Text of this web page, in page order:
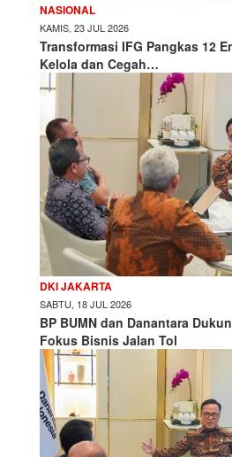
NASIONAL
KAMIS, 23 JUL 2026
Transformasi IFG Pangkas 12
Kelola dan Cegah…
DKI JAKARTA
SABTU, 18 JUL 2026
BP BUMN dan Danantara
Fokus Bisnis Jalan Tol